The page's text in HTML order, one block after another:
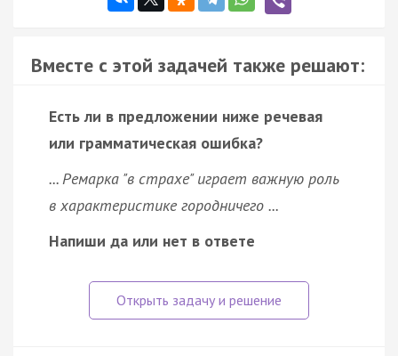
Вместе с этой задачей также решают:
Есть ли в предложении ниже речевая
или грамматическая ошибка?
... Ремарка "в страхе" играет важную роль
в характеристике городничего ...
Напиши да или нет в ответе